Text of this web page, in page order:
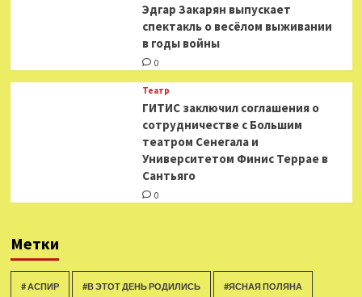
Эдгар Закарян выпускает
спектакль о весёлом выживании
в годы войны
0
Театр
ГИТИС заключил соглашения о
сотрудничестве с Большим
театром Сенегала и
Университетом Финис Террае в
Сантьяго
0
Метки
# АСПИР #В ЭТОТ ДЕНЬ РОДИЛИСЬ #ЯСНАЯ ПОЛЯНА